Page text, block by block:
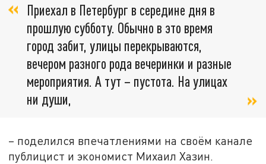
Приехал в Петербург в середине дня в
прошлую субботу. Обычно в это время
город забит, улицы перекрываются,
вечером разного рода вечеринки и разные
мероприятия. А тут – пустота. На улицах
ни души,
– поделился впечатлениями на своём канале
публицист и экономист Михаил Хазин.